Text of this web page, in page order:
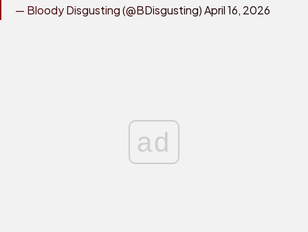
— Bloody Disgusting (@BDisgusting)April 16, 2026
ad